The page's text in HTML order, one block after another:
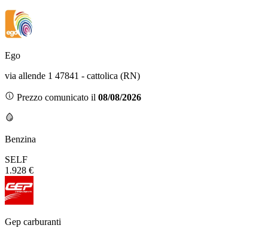
Ego
via allende 1 47841 - cattolica (RN)
Prezzo comunicato il 08/08/2026
Benzina
SELF
1.928 €
Gep carburanti